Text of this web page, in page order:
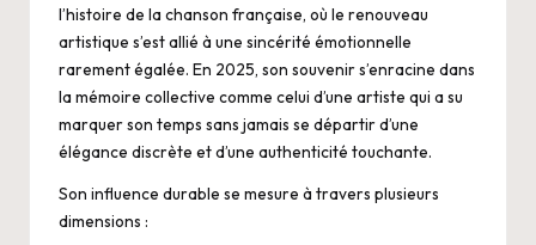
l’histoire de la chanson française, où le renouveau
artistique s’est allié à une sincérité émotionnelle
rarement égalée. En 2025, son souvenir s’enracine dans
la mémoire collective comme celui d’une artiste qui a su
marquer son temps sans jamais se départir d’une
élégance discrète et d’une authenticité touchante.
Son influence durable se mesure à travers plusieurs
dimensions :